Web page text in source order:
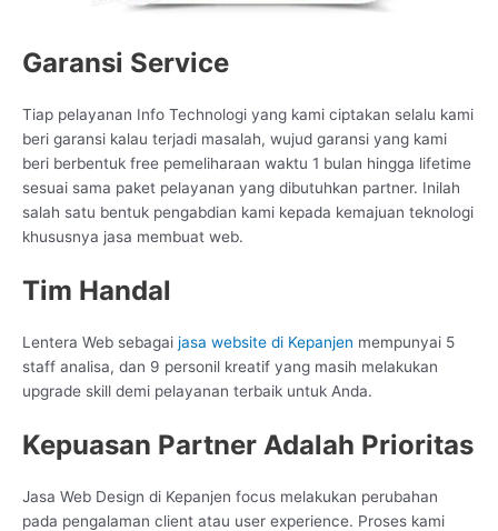
Garansi Service
Tiap pelayanan Info Technologi yang kami ciptakan selalu kami
beri garansi kalau terjadi masalah, wujud garansi yang kami
beri berbentuk free pemeliharaan waktu 1 bulan hingga lifetime
sesuai sama paket pelayanan yang dibutuhkan partner. Inilah
salah satu bentuk pengabdian kami kepada kemajuan teknologi
khususnya jasa membuat web.
Tim Handal
Lentera Web sebagai jasa website di Kepanjen mempunyai 5
staff analisa, dan 9 personil kreatif yang masih melakukan
upgrade skill demi pelayanan terbaik untuk Anda.
Kepuasan Partner Adalah Prioritas
Jasa Web Design di Kepanjen focus melakukan perubahan
pada pengalaman client atau user experience. Proses kami